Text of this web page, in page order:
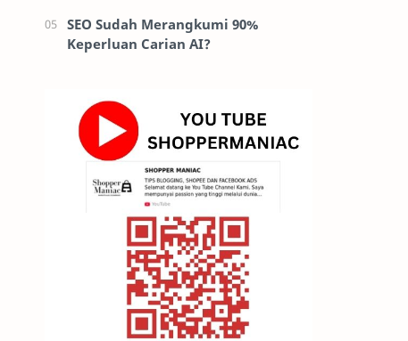
SEO Sudah Merangkumi 90%
Keperluan Carian AI?